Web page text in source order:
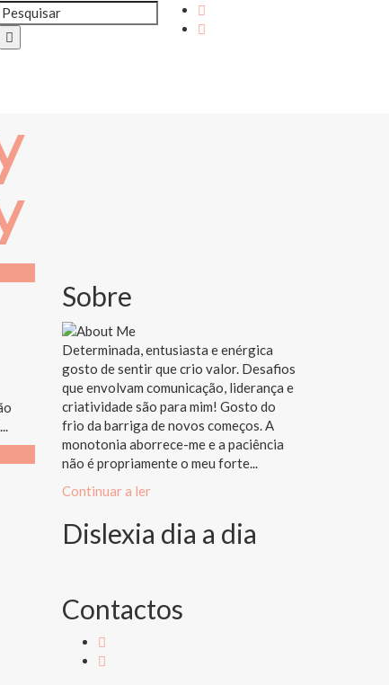
Sobre
Determinada, entusiasta e enérgica
gosto de sentir que crio valor. Desafios
que envolvam comunicação, liderança e
criatividade são para mim! Gosto do
frio da barriga de novos começos. A
monotonia aborrece-me e a paciência
não é propriamente o meu forte...
Continuar a ler
Dislexia dia a dia
Contactos